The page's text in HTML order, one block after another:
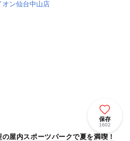
保存
1602
屋内スポーツパークで夏を満喫！